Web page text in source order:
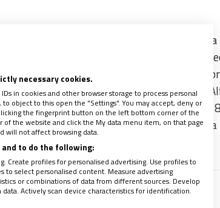
Provincia de Hispania
autoridad de la institución. Entre las
a fray Jesús Díaz Sariego en su oficio de
“Maestros en Sagrada Teología” (fray
y fray Vito Gómez) o la elección de los
trabajando en el definitorio, la
frena las terapias de conversión gay
necessary cookies.
in cookies and other browser storage to process personal
object to this open the "Settings". You may accept, deny or
the fingerprint button on the left bottom corner of the
the website and click the My data menu item, on that page
will not affect browsing data.
to do the following:
Create profiles for personalised advertising. Use profiles to
to select personalised content. Measure advertising
or combinations of data from different sources. Develop
Actively scan device characteristics for identification.